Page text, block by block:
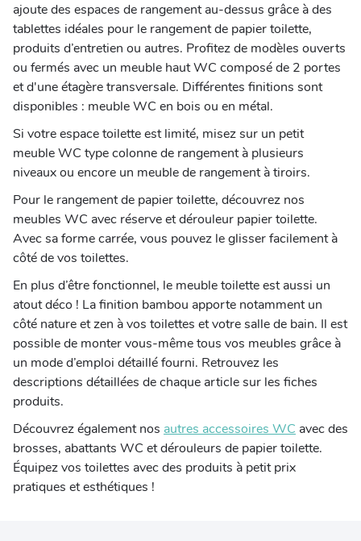
ajoute des espaces de rangement au-dessus grâce à des
tablettes idéales pour le rangement de papier toilette,
produits d’entretien ou autres. Profitez de modèles ouverts
ou fermés avec un meuble haut WC composé de 2 portes
et d'une étagère transversale. Différentes finitions sont
disponibles : meuble WC en bois ou en métal.
Si votre espace toilette est limité, misez sur un petit
meuble WC type colonne de rangement à plusieurs
niveaux ou encore un meuble de rangement à tiroirs.
Pour le rangement de papier toilette, découvrez nos
meubles WC avec réserve et dérouleur papier toilette.
Avec sa forme carrée, vous pouvez le glisser facilement à
côté de vos toilettes.
En plus d’être fonctionnel, le meuble toilette est aussi un
atout déco ! La finition bambou apporte notamment un
côté nature et zen à vos toilettes et votre salle de bain. Il est
possible de monter vous-même tous vos meubles grâce à
un mode d’emploi détaillé fourni. Retrouvez les
descriptions détaillées de chaque article sur les fiches
produits.
Découvrez également nos autres accessoires WC avec des
brosses, abattants WC et dérouleurs de papier toilette.
Équipez vos toilettes avec des produits à petit prix
pratiques et esthétiques !